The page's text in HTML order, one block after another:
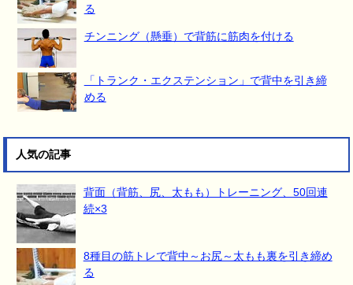
る
チンニング（懸垂）で背筋に筋肉を付ける
「トランク・エクステンション」で背中を引き締
める
人気の記事
背面（背筋、尻、太もも）トレーニング、50回連
続×3
8種目の筋トレで背中～お尻～太もも裏を引き締め
る